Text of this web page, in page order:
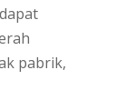
pabrik,